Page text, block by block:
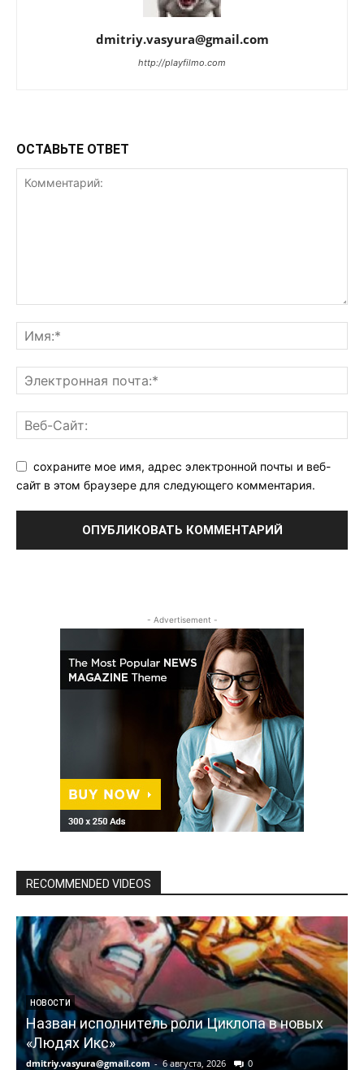
dmitriy.vasyura@gmail.com
http://playfilmo.com
ОСТАВЬТЕ ОТВЕТ
сохраните мое имя, адрес электронной почты и веб-
сайт в этом браузере для следующего комментария.
- Advertisement -
RECOMMENDED VIDEOS
НОВОСТИ
Назван исполнитель роли Циклопа в новых
«Людях Икс»
dmitriy.vasyura@gmail.com - 6 августа, 2026 0